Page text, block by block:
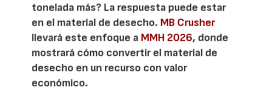
tonelada más? La respuesta puede estar
en el material de desecho. MB Crusher
llevará este enfoque a MMH 2026, donde
mostrará cómo convertir el material de
desecho en un recurso con valor
económico.